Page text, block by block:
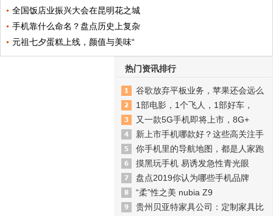
全国饭店业振兴大会在昆明花之城
手机靠什么命名？盘点历史上复杂
元祖七夕蛋糕上线，颜值与美味“
热门资讯排行
谷歌放弃平板业务，苹果还会远么
1部电影，1个飞人，1部好车，
又一款5G手机即将上市，8G+
新上市手机哪款好？这些高关注手
你手机里的导航地图，都是人家跑
摸黑玩手机 易诱发急性青光眼
盘点2019你认为哪些手机品牌
“柔”性之美 nubia Z9
贵州贝亚特家具公司：定制家具比